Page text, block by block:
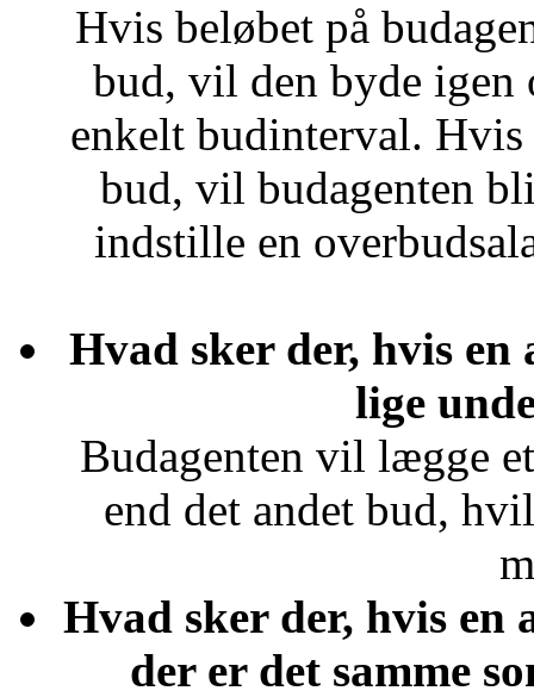
Hvis beløbet på
bud, vil den byde igen
enkelt budinterval. Hvis
bud, vil budagenten
indstille en
Hvad sker der, hvis
lige
Budagenten vil lægge
end det andet bud,
Hvad sker der, hvis
der er det samme